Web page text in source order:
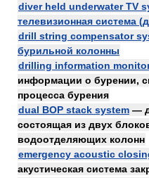
diver held underwater TV
телевизионная система
drill string compensator
бурильной колонны
drilling information
информации о бурении,
процесса бурения
dual BOP stack system —
состоящая из двух
водоотделяющих колонн
emergency acoustic
акустическая система